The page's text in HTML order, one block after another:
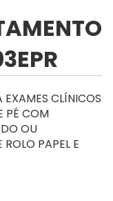
CLÍNICOS
PÉ COM
OU
PAPEL E